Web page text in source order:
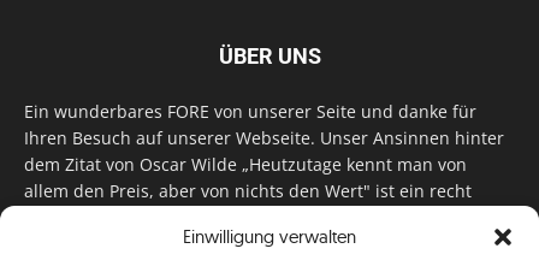
Einwilligung verwalten
ÜBER UNS
Ein wunderbares FORE von unserer Seite und danke für
Ihren Besuch auf unserer Webseite. Unser Ansinnen hinter
dem Zitat von Oscar Wilde „Heutzutage kennt man von
allem den Preis, aber von nichts den Wert" ist ein recht
für Monat unser Bestes, um Sie mit außergewöhnlichen